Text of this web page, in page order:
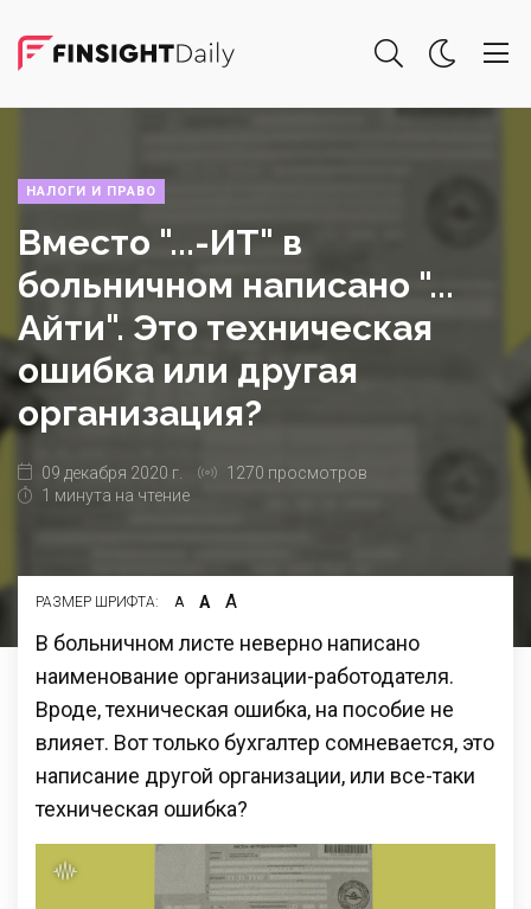
НАЛОГИ И ПРАВО
Вместо "...-ИТ" в
больничном написано "...
Айти". Это техническая
ошибка или другая
организация?
09 декабря 2020 г.
1270 просмотров
1 минута на чтение
РАЗМЕР ШРИФТА: А А А
В больничном листе неверно написано
наименование организации-работодателя.
Вроде, техническая ошибка, на пособие не
влияет. Вот только бухгалтер сомневается, это
написание другой организации, или все-таки
техническая ошибка?